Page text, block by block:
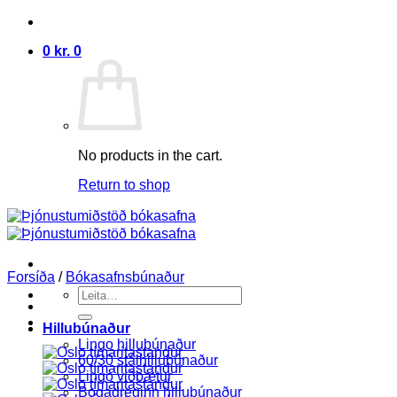
Skip
content
0 kr. 0
No products in the cart.
Return to shop
Search
for:
Hillubúnaður
Lingo hillubúnaður
60/30 stálhillubúnaður
Lingo viðbætur
Bogadreginn hillubúnaður
Forsíða / Bókasafnsbúnaður